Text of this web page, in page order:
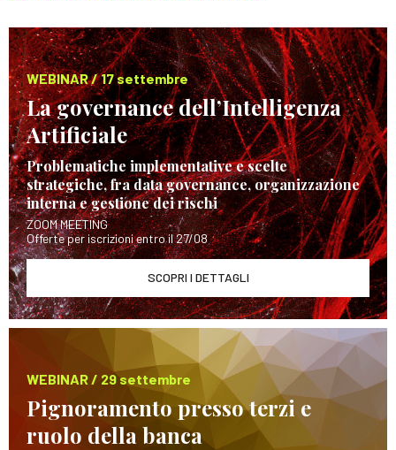
WEBINAR / 17 settembre
La governance dell’Intelligenza
Artificiale
Problematiche implementative e scelte
strategiche, fra data governance, organizzazione
interna e gestione dei rischi
ZOOM MEETING
Offerte per iscrizioni entro il 27/08
SCOPRI I DETTAGLI
WEBINAR / 29 settembre
Pignoramento presso terzi e
ruolo della banca